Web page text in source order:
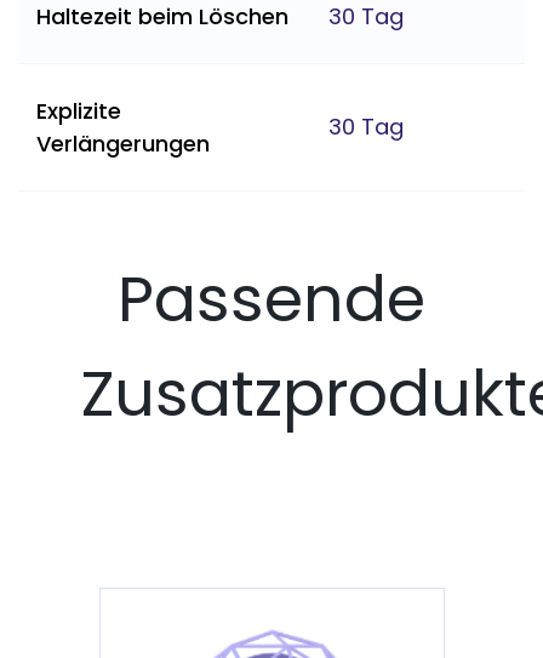
Haltezeit beim Löschen 30 Tag
Explizite
Verlängerungen
30 Tag
Passende